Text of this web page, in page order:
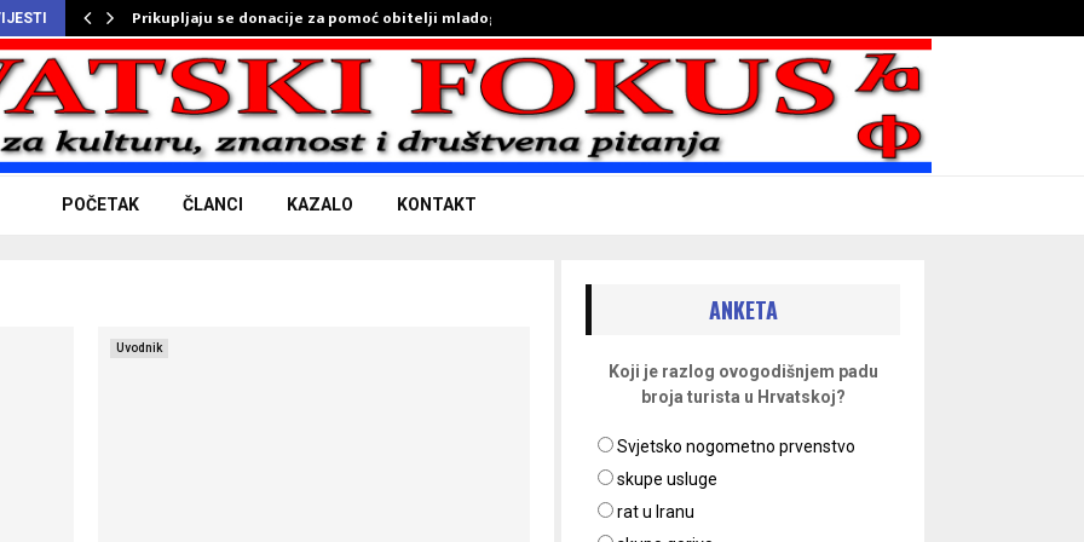
Prikupljaju se donacije za pomoć obitelji mladog…
POČETAK ČLANCI KAZALO KONTAKT
Uvodnik
ANKETA
Koji je razlog ovogodišnjem padu
broja turista u Hrvatskoj?
Svjetsko nogometno prvenstvo
skupe usluge
rat u Iranu